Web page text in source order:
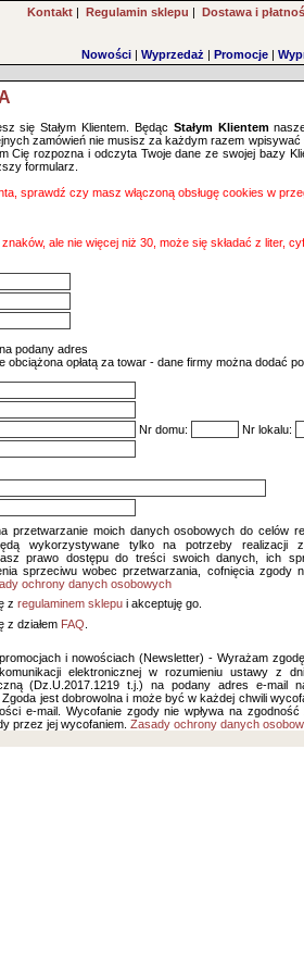
Kontakt | Regulamin sklepu | Dostawa i
Nowości | Wyprzedaż | Promocje |
się Stałym Klientem. Będąc Stałym Klientem
zamówień nie musisz za każdym razem
Cię rozpozna i odczyta Twoje dane ze swojej bazy
formularz.
sprawdź czy masz włączoną obsługę cookies w
ale nie więcej niż 30, może się składać z liter,
podany adres
obciążona opłatą za towar - dane firmy można dodać
Nr domu:
Nr lokalu:
przetwarzanie moich danych osobowych do celów
wykorzystywane tylko na potrzeby realizacji
prawo dostępu do treści swoich danych, ich
sprzeciwu wobec przetwarzania, cofnięcia zgody
ochrony danych osobowych
z regulaminem sklepu i akceptuję go.
z działem FAQ
i nowościach (Newsletter) - Wyrażam
elektronicznej w rozumieniu ustawy z
(Dz.U.2017.1219 t.j.) na podany adres e-mail
jest dobrowolna i może być w każdej chwili
e-mail. Wycofanie zgody nie wpływa na zgodność
przez jej wycofaniem. Zasady ochrony danych